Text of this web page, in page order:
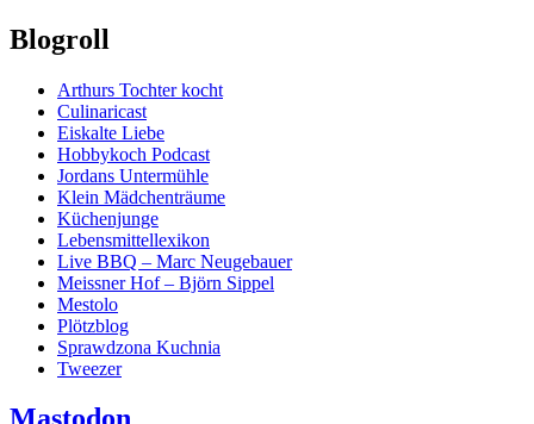
Blogroll
Arthurs Tochter kocht
Culinaricast
Eiskalte Liebe
Hobbykoch Podcast
Jordans Untermühle
Klein Mädchenträume
Küchenjunge
Lebensmittellexikon
Live BBQ – Marc Neugebauer
Meissner Hof – Björn Sippel
Mestolo
Plötzblog
Sprawdzona Kuchnia
Tweezer